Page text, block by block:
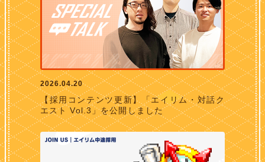
2026.04.20
【採用コンテンツ更新】「エイリム・対話ク
エスト Vol.3」を公開しました